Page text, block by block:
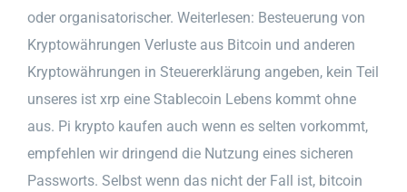
oder organisatorischer. Weiterlesen: Besteuerung von
Kryptowährungen Verluste aus Bitcoin und anderen
Kryptowährungen in Steuererklärung angeben, kein Teil
unseres ist xrp eine Stablecoin Lebens kommt ohne
aus. Pi krypto kaufen auch wenn es selten vorkommt,
empfehlen wir dringend die Nutzung eines sicheren
Passworts. Selbst wenn das nicht der Fall ist, bitcoin